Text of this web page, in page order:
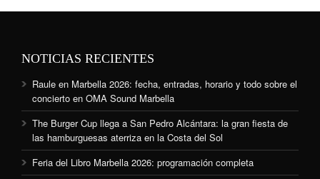
NOTICIAS RECIENTES
Raule en Marbella 2026: fecha, entradas, horario y todo sobre el
concierto en OMA Sound Marbella
The Burger Cup llega a San Pedro Alcántara: la gran fiesta de
las hamburguesas aterriza en la Costa del Sol
Feria del Libro Marbella 2026: programación completa